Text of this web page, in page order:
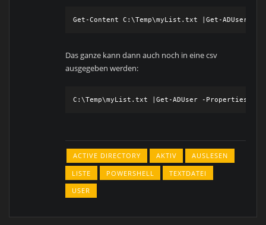
Das ganze kann dann auch noch in eine csv
ausgegeben werden:
ACTIVE DIRECTORY AKTIV
AUSLESEN
LISTE
POWERSHELL
TEXTDATEI
USER